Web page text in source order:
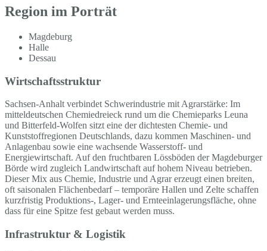
Region im Porträt
Magdeburg
Halle
Dessau
Wirtschaftsstruktur
Sachsen-Anhalt verbindet Schwerindustrie mit Agrarstärke: Im
mitteldeutschen Chemiedreieck rund um die Chemieparks Leuna
und Bitterfeld-Wolfen sitzt eine der dichtesten Chemie- und
Kunststoffregionen Deutschlands, dazu kommen Maschinen- und
Anlagenbau sowie eine wachsende Wasserstoff- und
Energiewirtschaft. Auf den fruchtbaren Lössböden der Magdeburger
Börde wird zugleich Landwirtschaft auf hohem Niveau betrieben.
Dieser Mix aus Chemie, Industrie und Agrar erzeugt einen breiten,
oft saisonalen Flächenbedarf – temporäre Hallen und Zelte schaffen
kurzfristig Produktions-, Lager- und Ernteeinlagerungsfläche, ohne
dass für eine Spitze fest gebaut werden muss.
Infrastruktur & Logistik